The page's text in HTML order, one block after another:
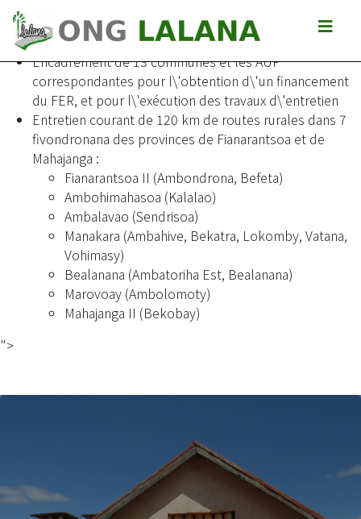
Développement de la capacité de maîtrise douvrage des
communes
Encadrement de 13 communes et les AUP
correspondantes pour l\'obtention d\'un financement
du FER, et pour l\'exécution des travaux d\'entretien
Entretien courant de 120 km de routes rurales dans 7
fivondronana des provinces de Fianarantsoa et de
Mahajanga :
Fianarantsoa II (Ambondrona, Befeta)
Ambohimahasoa (Kalalao)
Ambalavao (Sendrisoa)
Manakara (Ambahive, Bekatra, Lokomby, Vatana,
Vohimasy)
Bealanana (Ambatoriha Est, Bealanana)
Marovoay (Ambolomoty)
Mahajanga II (Bekobay)
">